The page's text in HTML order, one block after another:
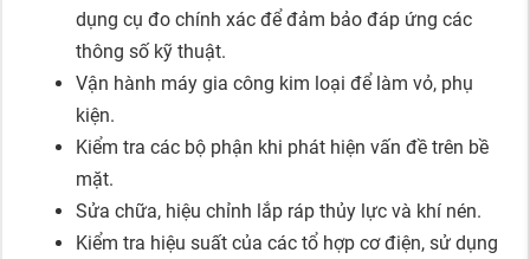
dụng cụ đo chính xác để đảm bảo đáp ứng các
thông số kỹ thuật.
Vận hành máy gia công kim loại để làm vỏ, phụ
kiện.
Kiểm tra các bộ phận khi phát hiện vấn đề trên bề
mặt.
Sửa chữa, hiệu chỉnh lắp ráp thủy lực và khí nén.
Kiểm tra hiệu suất của các tổ hợp cơ điện, sử dụng